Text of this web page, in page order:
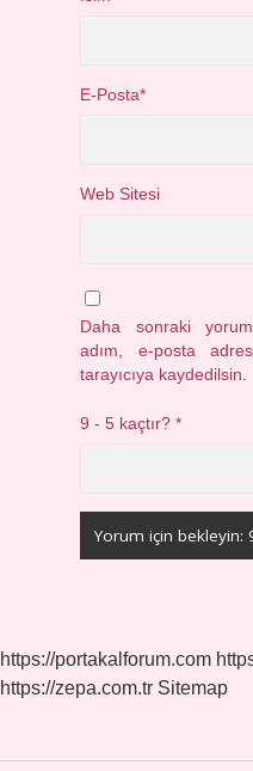
E-Posta*
Web Sitesi
Daha sonraki
adım, e-posta
tarayıcıya kaydedilsin.
9 - 5 kaçtır?*
https://portakalforum.com
https://zepa.com.tr Sitemap